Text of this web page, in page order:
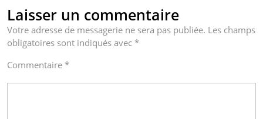
Laisser un commentaire
Votre adresse de messagerie ne sera pas publiée. Les champs
obligatoires sont indiqués avec *
Commentaire *